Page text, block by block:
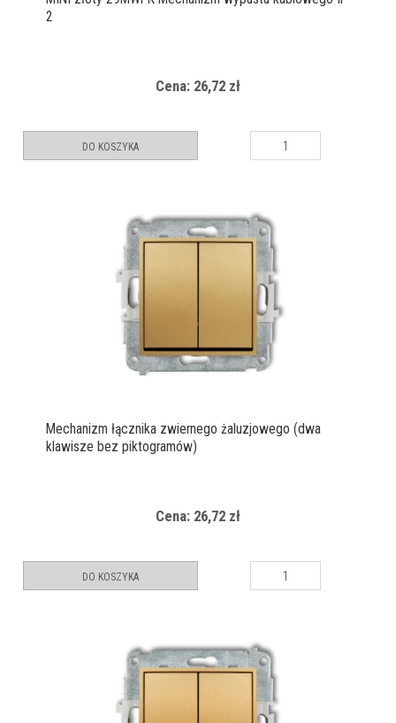
2
Cena: 26,72 zł
DO KOSZYKA
Mechanizm łącznika zwiernego żaluzjowego (dwa
klawisze bez piktogramów)
Cena: 26,72 zł
DO KOSZYKA